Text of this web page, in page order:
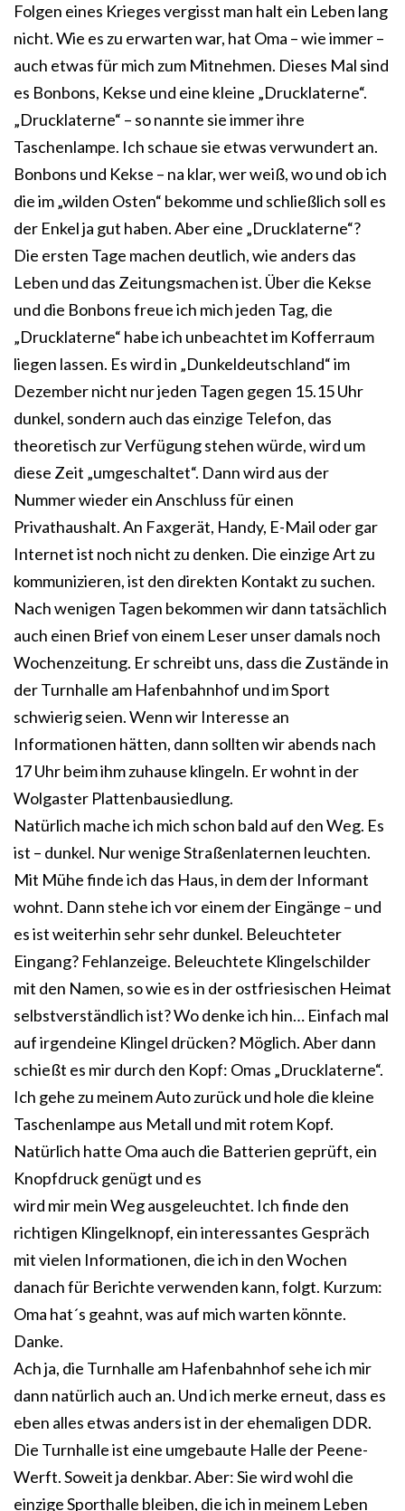
Folgen eines Krieges vergisst man halt ein Leben lang
nicht. Wie es zu erwarten war, hat Oma – wie immer –
auch etwas für mich zum Mitnehmen. Dieses Mal sind
es Bonbons, Kekse und eine kleine „Drucklaterne“.
„Drucklaterne“ – so nannte sie immer ihre
Taschenlampe. Ich schaue sie etwas verwundert an.
Bonbons und Kekse – na klar, wer weiß, wo und ob ich
die im „wilden Osten“ bekomme und schließlich soll es
der Enkel ja gut haben. Aber eine „Drucklaterne“?
Die ersten Tage machen deutlich, wie anders das
Leben und das Zeitungsmachen ist. Über die Kekse
und die Bonbons freue ich mich jeden Tag, die
„Drucklaterne“ habe ich unbeachtet im Kofferraum
liegen lassen. Es wird in „Dunkeldeutschland“ im
Dezember nicht nur jeden Tagen gegen 15.15 Uhr
dunkel, sondern auch das einzige Telefon, das
theoretisch zur Verfügung stehen würde, wird um
diese Zeit „umgeschaltet“. Dann wird aus der
Nummer wieder ein Anschluss für einen
Privathaushalt. An Faxgerät, Handy, E-Mail oder gar
Internet ist noch nicht zu denken. Die einzige Art zu
kommunizieren, ist den direkten Kontakt zu suchen.
Nach wenigen Tagen bekommen wir dann tatsächlich
auch einen Brief von einem Leser unser damals noch
Wochenzeitung. Er schreibt uns, dass die Zustände in
der Turnhalle am Hafenbahnhof und im Sport
schwierig seien. Wenn wir Interesse an
Informationen hätten, dann sollten wir abends nach
17 Uhr beim ihm zuhause klingeln. Er wohnt in der
Wolgaster Plattenbausiedlung.
Natürlich mache ich mich schon bald auf den Weg. Es
ist – dunkel. Nur wenige Straßenlaternen leuchten.
Mit Mühe finde ich das Haus, in dem der Informant
wohnt. Dann stehe ich vor einem der Eingänge – und
es ist weiterhin sehr sehr dunkel. Beleuchteter
Eingang? Fehlanzeige. Beleuchtete Klingelschilder
mit den Namen, so wie es in der ostfriesischen Heimat
selbstverständlich ist? Wo denke ich hin… Einfach mal
auf irgendeine Klingel drücken? Möglich. Aber dann
schießt es mir durch den Kopf: Omas „Drucklaterne“.
Ich gehe zu meinem Auto zurück und hole die kleine
Taschenlampe aus Metall und mit rotem Kopf.
Natürlich hatte Oma auch die Batterien geprüft, ein
Knopfdruck genügt und es
wird mir mein Weg ausgeleuchtet. Ich finde den
richtigen Klingelknopf, ein interessantes Gespräch
mit vielen Informationen, die ich in den Wochen
danach für Berichte verwenden kann, folgt. Kurzum:
Oma hat´s geahnt, was auf mich warten könnte.
Danke.
Ach ja, die Turnhalle am Hafenbahnhof sehe ich mir
dann natürlich auch an. Und ich merke erneut, dass es
eben alles etwas anders ist in der ehemaligen DDR.
Die Turnhalle ist eine umgebaute Halle der Peene-
Werft. Soweit ja denkbar. Aber: Sie wird wohl die
einzige Sporthalle bleiben, die ich in meinem Leben